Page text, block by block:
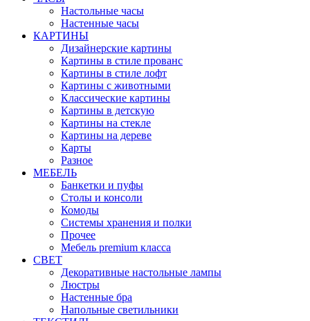
Настольные часы
Настенные часы
КАРТИНЫ
Дизайнерские картины
Картины в стиле прованс
Картины в стиле лофт
Картины с животными
Классические картины
Картины в детскую
Картины на стекле
Картины на дереве
Карты
Разное
МЕБЕЛЬ
Банкетки и пуфы
Столы и консоли
Комоды
Системы хранения и полки
Прочее
Мебель premium класса
СВЕТ
Декоративные настольные лампы
Люстры
Настенные бра
Напольные светильники